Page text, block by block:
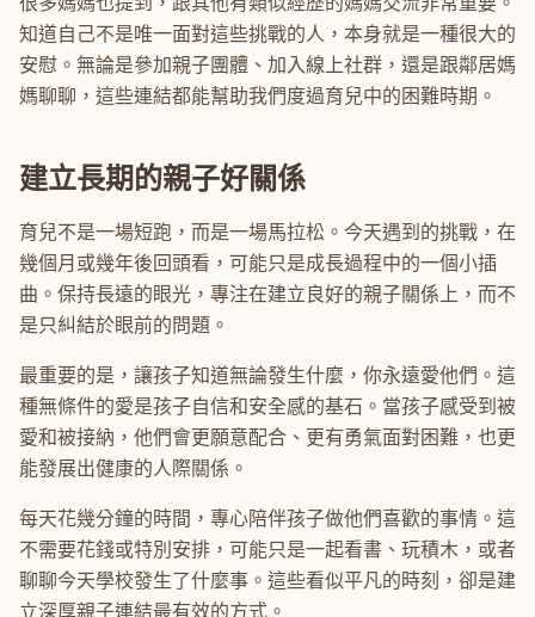
知道自己不是唯一面對這些挑戰的人，本身就是一種很大的
安慰。無論是參加親子團體、加入線上社群，還是跟鄰居媽
媽聊聊，這些連結都能幫助我們度過育兒中的困難時期。
建立長期的親子好關係
育兒不是一場短跑，而是一場馬拉松。今天遇到的挑戰，在
幾個月或幾年後回頭看，可能只是成長過程中的一個小插
曲。保持長遠的眼光，專注在建立良好的親子關係上，而不
是只糾結於眼前的問題。
最重要的是，讓孩子知道無論發生什麼，你永遠愛他們。這
種無條件的愛是孩子自信和安全感的基石。當孩子感受到被
愛和被接納，他們會更願意配合、更有勇氣面對困難，也更
能發展出健康的人際關係。
每天花幾分鐘的時間，專心陪伴孩子做他們喜歡的事情。這
不需要花錢或特別安排，可能只是一起看書、玩積木，或者
聊聊今天學校發生了什麼事。這些看似平凡的時刻，卻是建
立深厚親子連結最有效的方式。